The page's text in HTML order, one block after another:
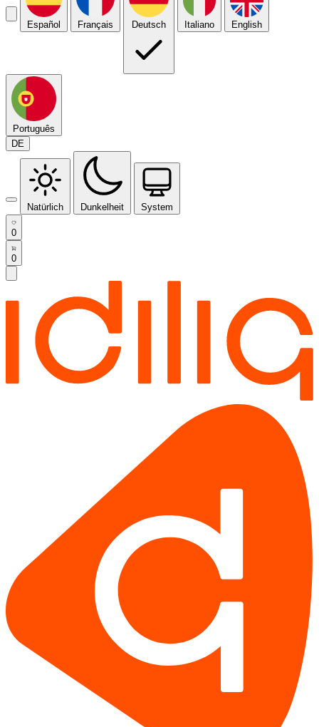
Español Français Deutsch Italiano English
Português
DE
Natürlich Dunkelheit System
0
0